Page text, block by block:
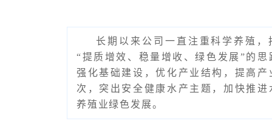
长期以来公司一直注重科学养殖，
“提质增效、稳量增收、绿色发展”的思
强化基础建设，优化产业结构，提高产
次，突出安全健康水产主题，加快推进
养殖业绿色发展。